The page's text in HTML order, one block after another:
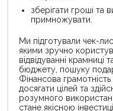
зберігати гроші та
примножувати.
Ми підготували чек-
якими зручно
відвідуванні крамниці
бюджету, пошуку
Фінансова
досягати цілей та
розумного
стане якісною